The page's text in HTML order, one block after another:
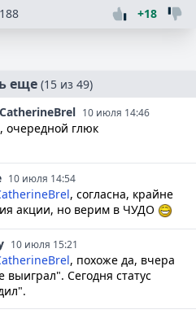
+18
еще (15 из 49)
10 июля 14:46
, очередной глюк
10 июля 14:54
, согласна, крайне
акции, но верим в ЧУДО
10 июля 15:21
, похоже да, вчера
выиграл". Сегодня статус